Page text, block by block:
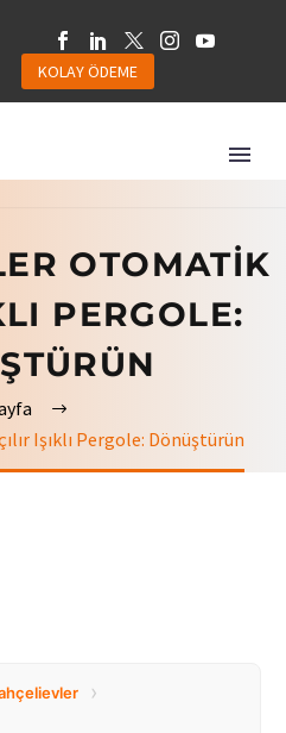
KOLAY ÖDEME
OTOMATIK
PERGOLE:
Işıklı Pergole: Dönüştürün
›